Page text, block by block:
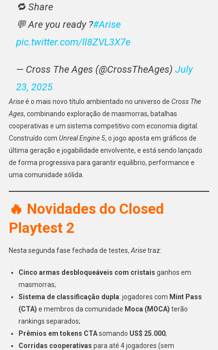
🔁 Share
💬 Are you ready ?#Arise
pic.twitter.com/ll8ZVL3X7e
— Cross The Ages (@CrossTheAges) July
23, 2025
Ariseé o mais novo título ambientado no universo de Cross The
Ages, combinando exploração de masmorras, batalhas
cooperativas e um sistema competitivo com economia digital.
Construído com Unreal Engine 5, o jogo aposta em gráficos de
última geração e jogabilidade envolvente, e está sendo lançado
de forma progressiva para garantir equilíbrio, performance e
uma comunidade sólida.
🔥 Novidades do Closed
Playtest 2
Nesta segunda fase fechada de testes, Arisetraz:
Cinco armas desbloqueáveis com cristais ganhos em
masmorras;
Sistema de classificação dupla: jogadores com Mint Pass
(CTA) e membros da comunidade Moca (MOCA) terão
rankings separados;
Prêmios em tokens CTAsomando US$ 25.000;
Corridas cooperativas para até 4 jogadores (sem